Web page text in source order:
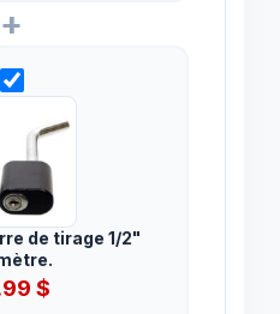
+
de tirage 1/2"
$